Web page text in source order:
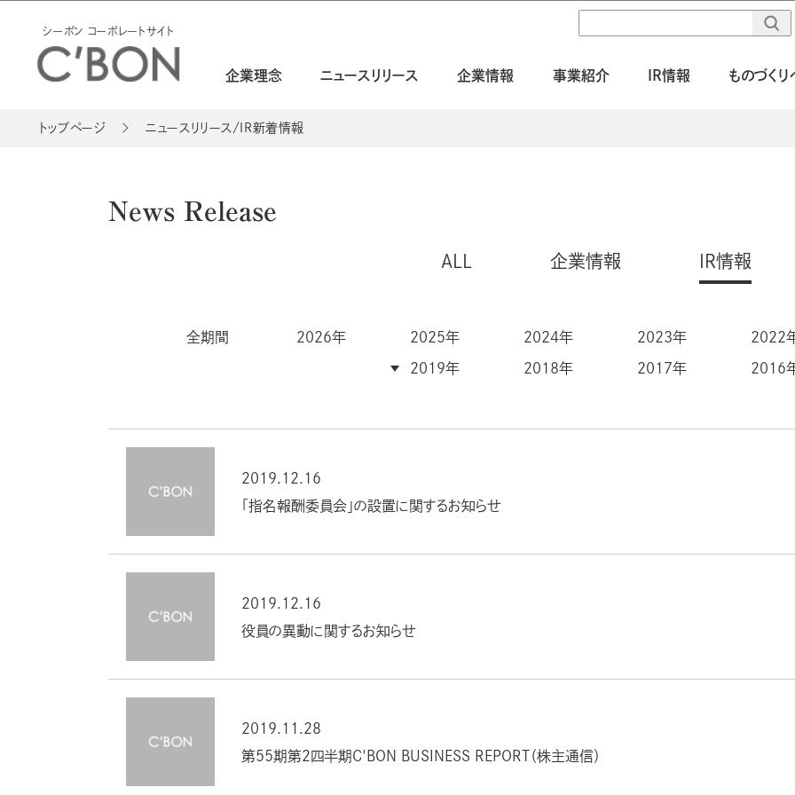
シーボン コーポレートサイト
企業理念 ニュースリリース 企業情報 事業紹介 IR情報 ものづく
トップページ ニュースリリース/IR新着情報
News Release
ALL 企業情報 IR情報
全期間 2026年 2025年 2024年 2023年 2022
2019年 2018年 2017年 2016
2019.12.16
「指名報酬委員会」の設置に関するお知らせ
2019.12.16
役員の異動に関するお知らせ
2019.11.28
第55期第２四半期C'BON BUSINESS REPORT（株主通信）